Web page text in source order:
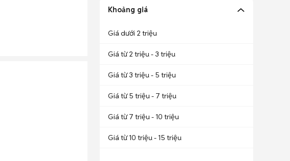
Khoảng giá
Giá dưới 2 triệu
Giá từ 2 triệu - 3 triệu
Giá từ 3 triệu - 5 triệu
Giá từ 5 triệu - 7 triệu
Giá từ 7 triệu - 10 triệu
Giá từ 10 triệu - 15 triệu